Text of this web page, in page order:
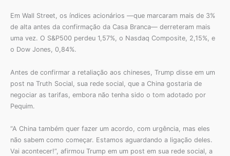
Em Wall Street, os índices acionários —que marcaram mais de 3%
de alta antes da confirmação da Casa Branca— derreteram mais
uma vez. O S&P500 perdeu 1,57%, o Nasdaq Composite, 2,15%, e
o Dow Jones, 0,84%.
Antes de confirmar a retaliação aos chineses, Trump disse em um
post na Truth Social, sua rede social, que a China gostaria de
negociar as tarifas, embora não tenha sido o tom adotado por
Pequim.
“A China também quer fazer um acordo, com urgência, mas eles
não sabem como começar. Estamos aguardando a ligação deles.
Vai acontecer!”, afirmou Trump em um post em sua rede social, a